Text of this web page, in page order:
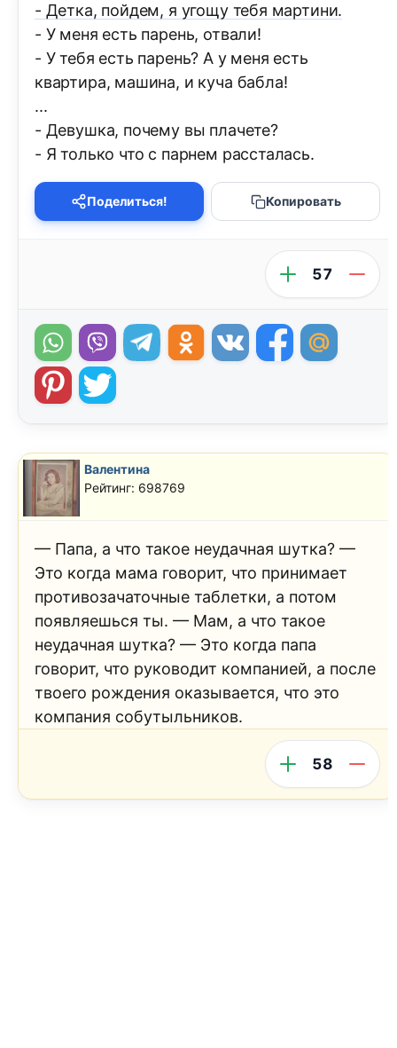
- Детка, пойдем, я угощу тебя мартини.
- У меня есть парень, отвали!
- У тебя есть парень? А у меня есть
квартира, машина, и куча бабла!
...
- Девушка, почему вы плачете?
- Я только что с парнем рассталась.
Поделиться! Копировать
57
Валентина
Рейтинг: 698769
— Папа, а что такое неудачная шутка? —
Это когда мама говорит, что принимает
противозачаточные таблетки, а потом
появляешься ты. — Мам, а что такое
неудачная шутка? — Это когда папа
говорит, что руководит компанией, а после
твоего рождения оказывается, что это
компания собутыльников.
58